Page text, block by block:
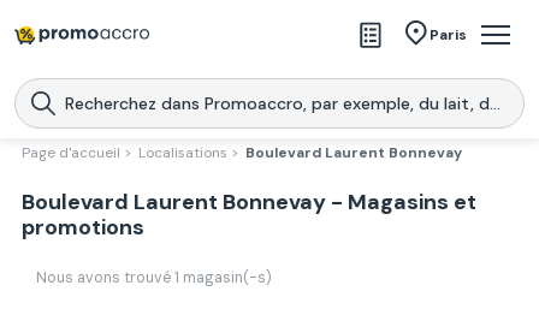
Paris
Magasins
Produits
Télécharge l’application
Promoaccro
Télécharger
l'application
Page d'accueil > Localisations > Boulevard Laurent Bonnevay
Boulevard Laurent Bonnevay - Magasins et
promotions
Nous avons trouvé 1 magasin(-s)